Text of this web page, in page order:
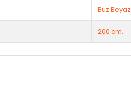
Buz Beyaz
200 cm.